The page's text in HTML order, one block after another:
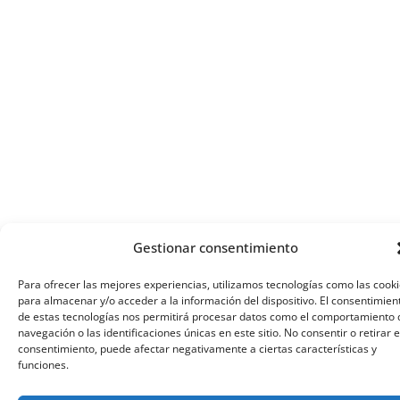
Gestionar consentimiento
Para ofrecer las mejores experiencias, utilizamos tecnologías como las
para almacenar y/o acceder a la información del dispositivo. El
de estas tecnologías nos permitirá procesar datos como el comportamiento
navegación o las identificaciones únicas en este sitio. No consentir o retirar
consentimiento, puede afectar negativamente a ciertas características y
funciones.